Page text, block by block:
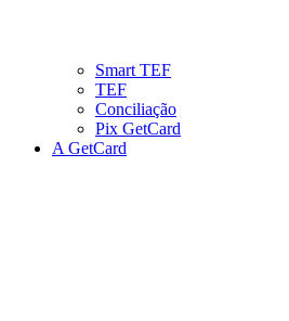
Smart TEF
TEF
Conciliação
Pix GetCard
A GetCard